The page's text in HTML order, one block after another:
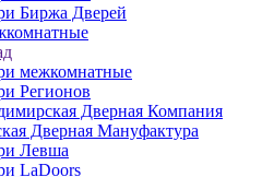
Биржа Дверей
межкомнатные
Регионов
Дверная Компания
Дверная Мануфактура
Левша
LaDoors